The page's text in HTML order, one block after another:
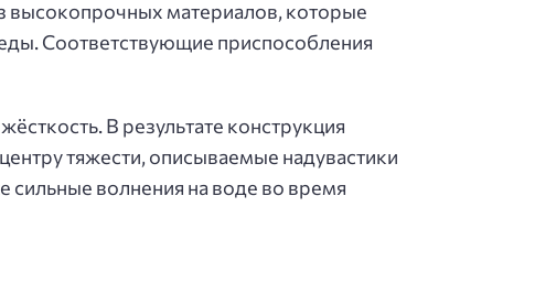
высокопрочных материалов, которые
Соответствующие приспособления
В результате конструкция
тяжести, описываемые надувастики
сильные волнения на воде во время